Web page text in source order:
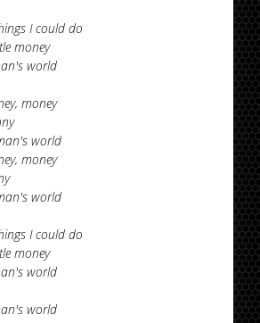
I could do
money
world
money
world
money
world
I could do
money
world
world